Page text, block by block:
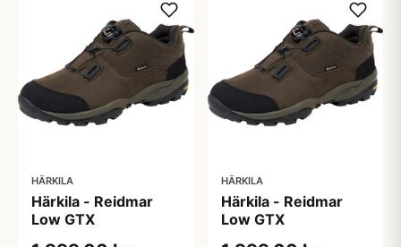
HÄRKILA
Härkila - Reidmar
Low GTX
HÄRKILA
Härkila - Reidmar
Low GTX